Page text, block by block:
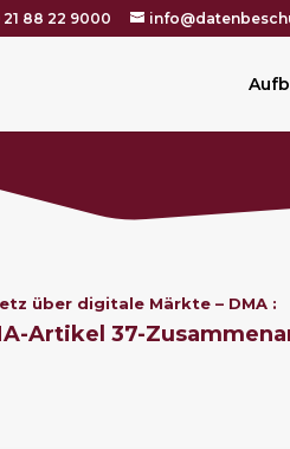
21 88 22 9000
über digitale Märkte – DMA :
Artikel 37-